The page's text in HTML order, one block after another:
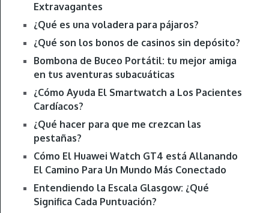
Extravagantes
¿Qué es una voladera para pájaros?
¿Qué son los bonos de casinos sin depósito?
Bombona de Buceo Portátil: tu mejor amiga
en tus aventuras subacuáticas
¿Cómo Ayuda El Smartwatch a Los Pacientes
Cardíacos?
¿Qué hacer para que me crezcan las
pestañas?
Cómo El Huawei Watch GT4 está Allanando
El Camino Para Un Mundo Más Conectado
Entendiendo la Escala Glasgow: ¿Qué
Significa Cada Puntuación?